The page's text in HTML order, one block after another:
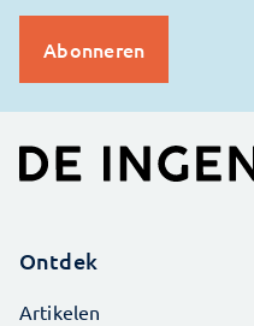
Ontdek
Artikelen